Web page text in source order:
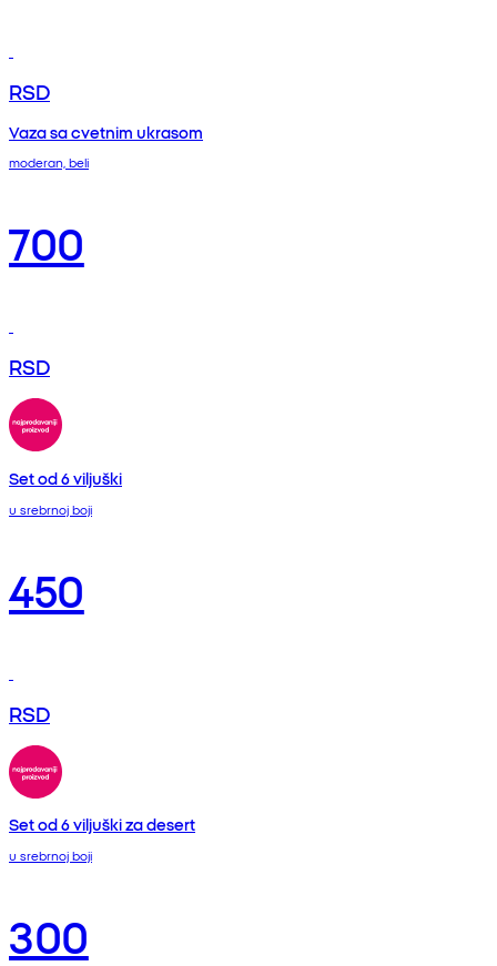
RSD
Vaza sa cvetnim ukrasom
moderan, beli
700
RSD
Set od 6 viljuški
u srebrnoj boji
450
RSD
Set od 6 viljuški za desert
u srebrnoj boji
300